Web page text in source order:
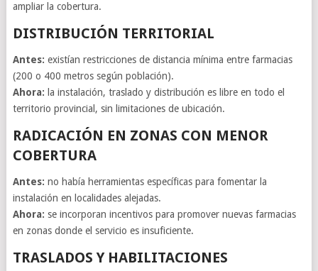
ampliar la cobertura.
DISTRIBUCIÓN TERRITORIAL
Antes: existían restricciones de distancia mínima entre farmacias
(200 o 400 metros según población).
Ahora: la instalación, traslado y distribución es libre en todo el
territorio provincial, sin limitaciones de ubicación.
RADICACIÓN EN ZONAS CON MENOR
COBERTURA
Antes: no había herramientas específicas para fomentar la
instalación en localidades alejadas.
Ahora: se incorporan incentivos para promover nuevas farmacias
en zonas donde el servicio es insuficiente.
TRASLADOS Y HABILITACIONES